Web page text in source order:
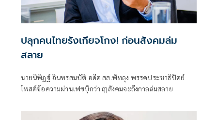
ปลุกคนไทยรังเกียจโกง! ก่อนสังคมล่ม
สลาย
นายนิพิฏฐ์ อินทรสมบัติ อดีต สส.พัทลุง พรรคประชาธิปัตย์
โพสต์ข้อความผ่านเฟซบุ๊กว่า ฤๅสังคมจะถึงกาลล่มสลาย